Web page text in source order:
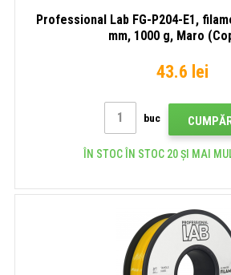
Professional Lab FG-P204-E1,
mm, 1000 g, Maro
43.6 lei
buc
ÎN STOC ÎN STOC 20 ȘI MAI